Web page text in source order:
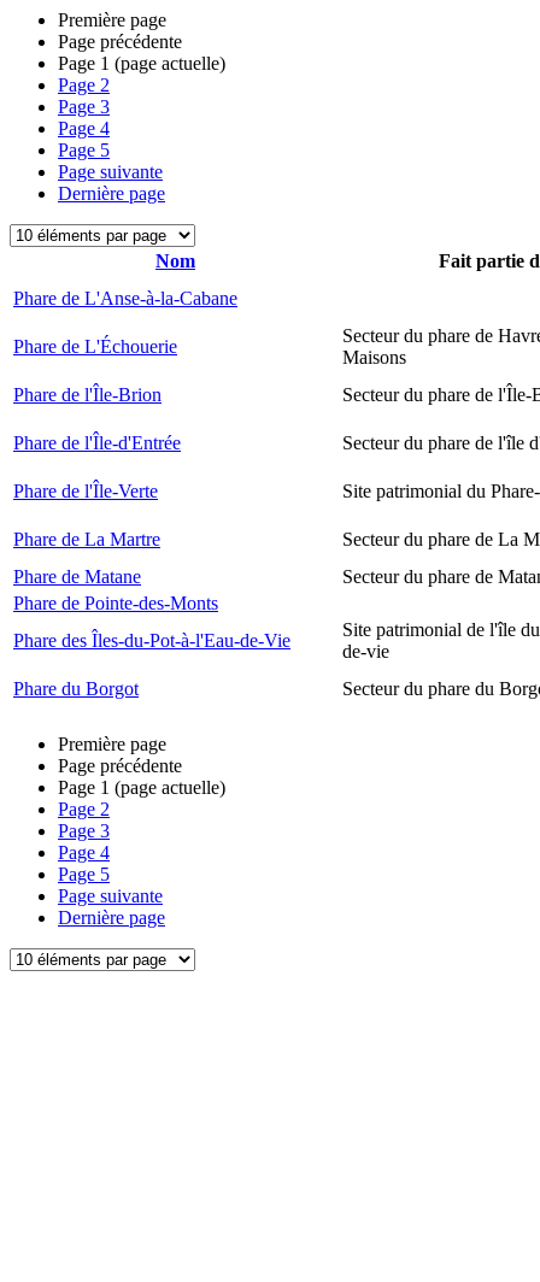
Première page
Page précédente
Page 1 (page actuelle)
Page 2
Page 3
Page 4
Page 5
Page suivante
Dernière page
Nom
Fait partie
Phare de L'Anse-à-la-Cabane
Phare de L'Échouerie
Secteur du phare de
Maisons
Phare de l'Île-Brion
Secteur du phare de l'Île-
Phare de l'Île-d'Entrée Secteur du phare de l'île
Phare de l'Île-Verte Site patrimonial du
Phare de La Martre
Secteur du phare de La
Phare de Matane
Secteur du phare de
Phare de Pointe-des-Monts
Phare des Îles-du-Pot-à-l'Eau-de-Vie
Site patrimonial de l'île
de-vie
Phare du Borgot
Secteur du phare du
Première page
Page précédente
Page 1 (page actuelle)
Page 2
Page 3
Page 4
Page 5
Page suivante
Dernière page